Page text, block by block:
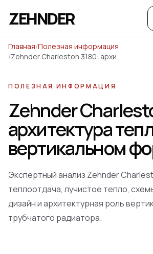
ZEHNDER
Главная/Полезная информация
/
Zehnder Charleston 3180: архитектура тепла в вертикальном формате
ПОЛЕЗНАЯ ИНФОРМАЦИЯ
Zehnder
архитектура
вертикальном
Экспертный анализ Zehnder
теплоотдача, лучистое тепло,
дизайн и архитектурная роль
трубчатого радиатора.